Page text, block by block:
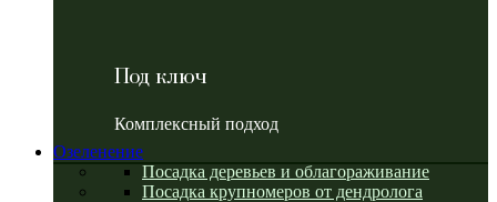
Под ключ
Комплексный подход
Озеленение
Посадка деревьев и облагораживание
Посадка крупномеров от дендролога